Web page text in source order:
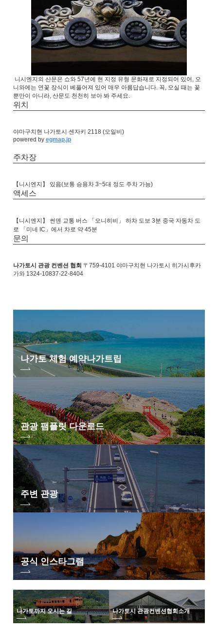
니시엔지의 산문은 쇼와 57년에 현 지정 유형 문화재로 지정되어 있어, 오
니와에는 연꽃 장식이 베풀어져 있어 매우 아름답습니다. 꼭, 오실 때는 꽃
뿐만이 아니라, 산문도 천천히 보아 봐 주세요.
위치
야마구치현 나가토시 센자키 2118 (오일비)
powered by egmap.jp
주차장
【니시엔지】 있음(보통 승용차 3~5대 정도 주차 가능)
액세스
【니시엔지】 썬덴 교통 버스 「오니히비」 하차 도보 3분 중국 자동차 도
로 「미네 IC」에서 차로 약45분
문의
나가토시 관광 컨벤션 협회 〒759-4101 야마구치현 나가토시 히가시후카
가와 1324-10837-22-8404
나가토 체험 예약나가트립
관광 팸플릿 다운로드
주변 관광
공식 인스타그램
나가토까지 오시는 길 나가토시 관광컨벤션협회소개